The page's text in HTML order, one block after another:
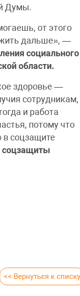
Думы.
от этого
дальше», —
социального
области.
здоровье —
сотрудникам,
и работа
потому что
в соцзащите
соцзащиты
<< Вернуться к списку